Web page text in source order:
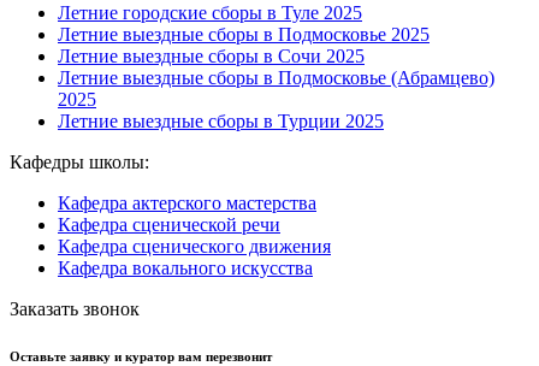
Летние городские сборы в Туле 2025
Летние выездные сборы в Подмосковье 2025
Летние выездные сборы в Сочи 2025
Летние выездные сборы в Подмосковье (Абрамцево)
2025
Летние выездные сборы в Турции 2025
Кафедры школы:
Кафедра актерского мастерства
Кафедра сценической речи
Кафедра сценического движения
Кафедра вокального искусства
Заказать звонок
Оставьте заявку и куратор вам перезвонит